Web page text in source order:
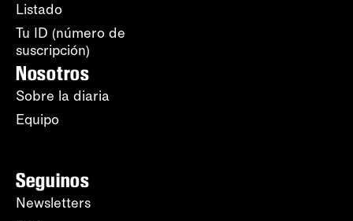
Listado
Tu ID (número de
suscripción)
Nosotros
Sobre la diaria
Equipo
Seguinos
Newsletters